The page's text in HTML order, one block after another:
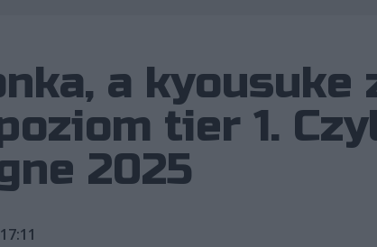
a kyousuke
tier 1.
2025